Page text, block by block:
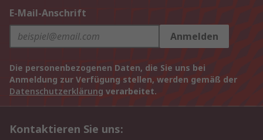
E-Mail-Anschrift
Anmelden
Die personenbezogenen Daten, die Sie uns bei
Anmeldung zur Verfügung stellen, werden gemäß der
Datenschutzerklärung verarbeitet.
Kontaktieren Sie uns: